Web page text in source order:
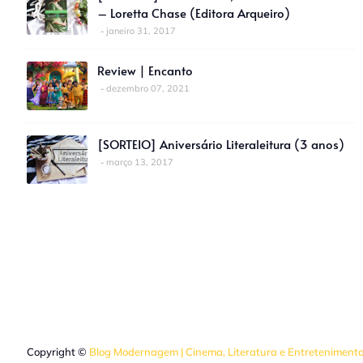
– Loretta Chase (Editora Arqueiro)
janeiro 31, 2017
Review | Encanto
dezembro 07, 2021
[SORTEIO] Aniversário Literaleitura (3 anos)
março 13, 2017
Copyright © Blog Modernagem | Cinema, Literatura e Entretenimento